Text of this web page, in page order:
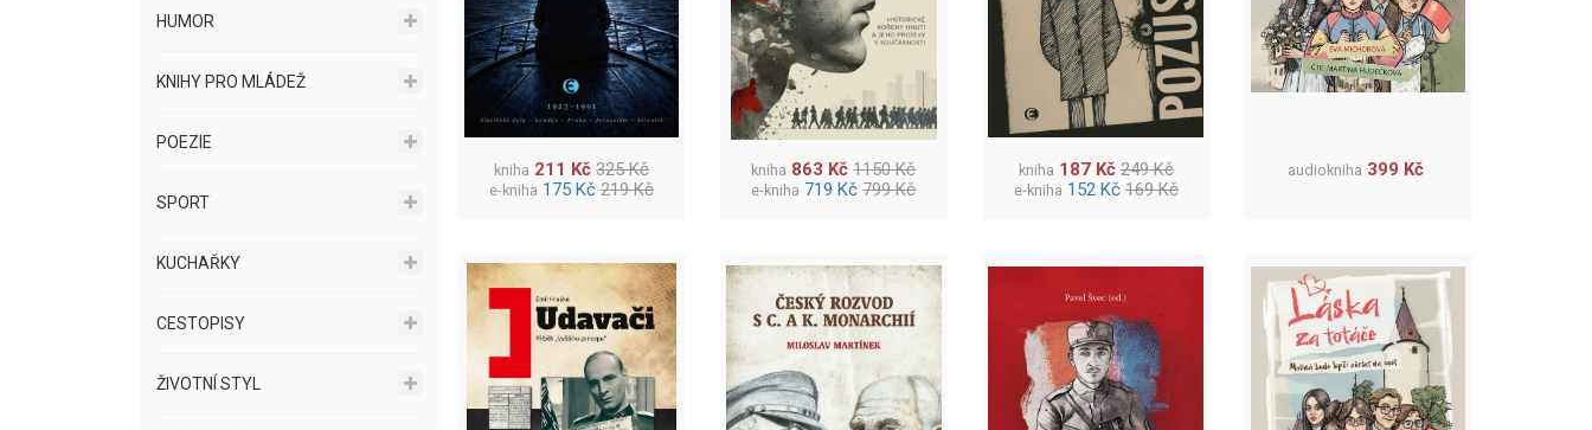
HUMOR
KNIHY PRO MLÁDEŽ
POEZIE
SPORT
KUCHAŘKY
CESTOPISY
ŽIVOTNÍ STYL
kniha 211 Kč 325 Kč
e-kniha 175 Kč 219 Kč
kniha 863 Kč 1150 Kč
e-kniha 719 Kč 799 Kč
kniha 187 Kč 249 Kč
e-kniha 152 Kč 169 Kč
audiokniha 399 Kč